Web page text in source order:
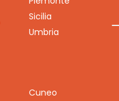
Sicilia
Umbria
Cuneo